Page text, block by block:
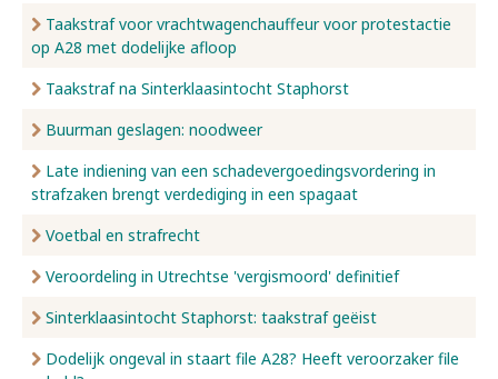
Taakstraf voor vrachtwagenchauffeur voor protestactie
op A28 met dodelijke afloop
Taakstraf na Sinterklaasintocht Staphorst
Buurman geslagen: noodweer
Late indiening van een schadevergoedingsvordering in
strafzaken brengt verdediging in een spagaat
Voetbal en strafrecht
Veroordeling in Utrechtse 'vergismoord' definitief
Sinterklaasintocht Staphorst: taakstraf geëist
Dodelijk ongeval in staart file A28? Heeft veroorzaker file